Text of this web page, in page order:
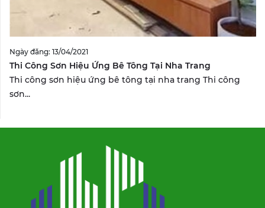
Ngày đăng: 13/04/2021
Thi Công Sơn Hiệu Ứng Bê Tông Tại Nha Trang
Thi công sơn hiệu ứng bê tông tại nha trang Thi công
sơn...